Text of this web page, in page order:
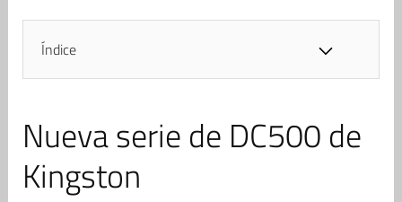
Índice
Nueva serie de DC500 de
Kingston